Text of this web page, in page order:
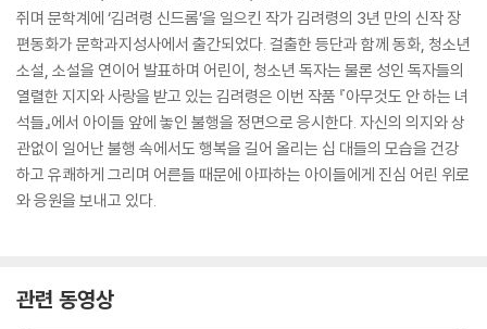
쥐며 문학계에 ‘김려령 신드롬’을 일으킨 작가 김려령의 3년 만의 신작 장
편동화가 문학과지성사에서 출간되었다. 걸출한 등단과 함께 동화, 청소년
소설, 소설을 연이어 발표하며 어린이, 청소년 독자는 물론 성인 독자들의
열렬한 지지와 사랑을 받고 있는 김려령은 이번 작품 『아무것도 안 하는 녀
석들』에서 아이들 앞에 놓인 불행을 정면으로 응시한다. 자신의 의지와 상
관없이 일어난 불행 속에서도 행복을 길어 올리는 십 대들의 모습을 건강
하고 유쾌하게 그리며 어른들 때문에 아파하는 아이들에게 진심 어린 위로
와 응원을 보내고 있다.
관련 동영상